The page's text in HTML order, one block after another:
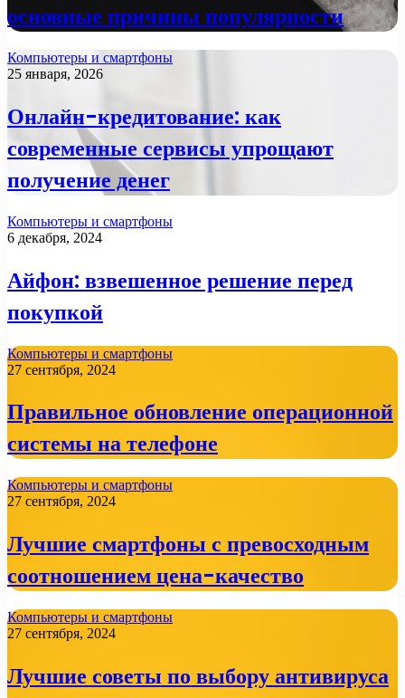
основные причины популярности
Компьютеры и смартфоны
25 января, 2026
Онлайн-кредитование: как
современные сервисы упрощают
получение денег
Компьютеры и смартфоны
6 декабря, 2024
Айфон: взвешенное решение перед
покупкой
Компьютеры и смартфоны
27 сентября, 2024
Правильное обновление операционной
системы на телефоне
Компьютеры и смартфоны
27 сентября, 2024
Лучшие смартфоны с превосходным
соотношением цена-качество
Компьютеры и смартфоны
27 сентября, 2024
Лучшие советы по выбору антивируса